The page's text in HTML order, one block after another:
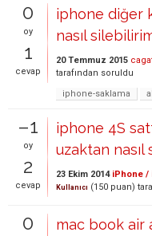
0
oy
1
cevap
iphone diğer
nasıl
20 Temmuz 2015
tarafından soruldu
iphone-saklama
–1
oy
2
cevap
iphone 4S
uzaktan nasıl
23 Ekim 2014 iPhone /
Kullanıcı (150 puan)
0
mac book air